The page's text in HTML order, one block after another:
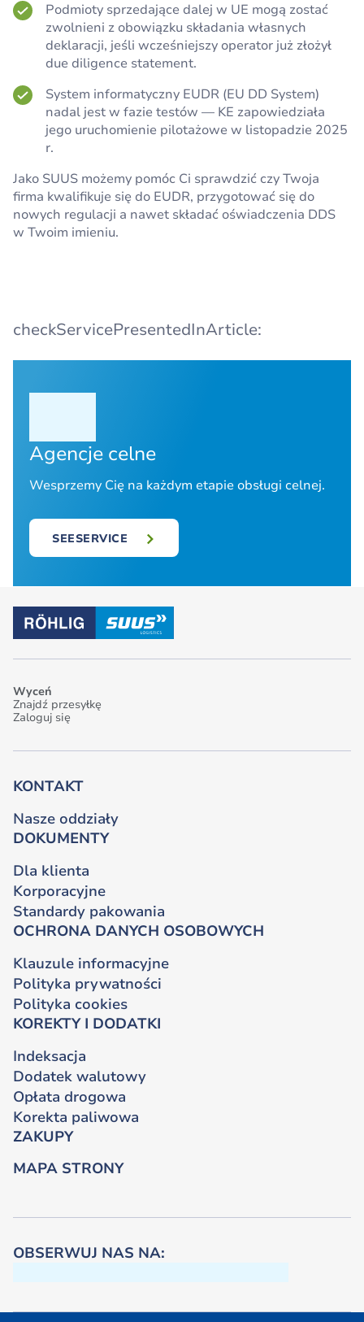
Podmioty sprzedające dalej w UE mogą zostać
zwolnieni z obowiązku składania własnych
deklaracji, jeśli wcześniejszy operator już złożył
due diligence statement.
System informatyczny EUDR (EU DD System)
nadal jest w fazie testów — KE zapowiedziała
jego uruchomienie pilotażowe w listopadzie 2025
r.
Jako SUUS możemy pomóc Ci sprawdzić czy Twoja
firma kwalifikuje się do EUDR, przygotować się do
nowych regulacji a nawet składać oświadczenia DDS
w Twoim imieniu.
checkServicePresentedInArticle:
Agencje celne
Wesprzemy Cię na każdym etapie obsługi celnej.
SEESERVICE
OBSERWUJ NAS NA:
Wyceń
Znajdź przesyłkę
Zaloguj się
KONTAKT
Nasze oddziały
DOKUMENTY
Dla klienta
Korporacyjne
Standardy pakowania
OCHRONA DANYCH OSOBOWYCH
Klauzule informacyjne
Polityka prywatności
Polityka cookies
KOREKTY I DODATKI
Indeksacja
Dodatek walutowy
Opłata drogowa
Korekta paliwowa
ZAKUPY
MAPA STRONY